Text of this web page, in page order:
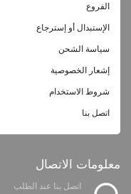
معلومات الاتصال
اتصل بنا عند الطلب
الفروع
الإستبدال أو إسترجاع
سياسة الشحن
إشعار الخصوصية
شروط الاستخدام
اتصل بنا